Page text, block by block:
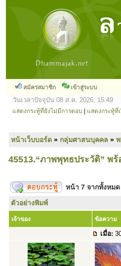
สมัครสมาชิก เข้าสู่ระบบ
วันเวลาปัจจุบัน 08 ส.ค. 2026, 15:49
แสดงกระทู้ที่ยังไม่มีการตอบ แสดงกระทู้ที่
หน้าเว็บบอร์ด » กลุ่มศาสนบุคคล »
45513.“ภาพพุทธประวัติ” พ
หน้า 7 จากทั้งหมด
ตัวอย่างพิมพ์
เจ้าของ ข้อความ
เมื่อ: